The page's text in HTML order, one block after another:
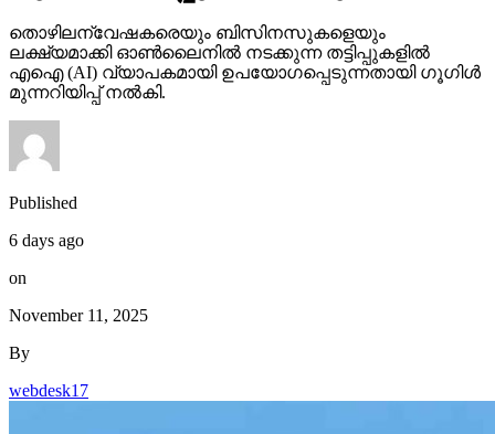
തൊഴിലന്വേഷകരെയും ബിസിനസുകളെയും
ലക്ഷ്യമാക്കി ഓണ്‍ലൈനില്‍ നടക്കുന്ന തട്ടിപ്പുകളില്‍
എഐ (AI) വ്യാപകമായി ഉപയോഗപ്പെടുന്നതായി ഗൂഗിള്‍
മുന്നറിയിപ്പ് നല്‍കി.
Published
6 days ago
on
November 11, 2025
By
webdesk17